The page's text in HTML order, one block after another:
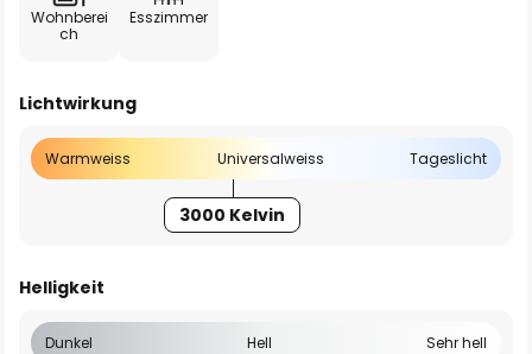
Wohnberei
ch
Esszimmer
Lichtwirkung
Warmweiss Universalweiss Tageslicht
3000 Kelvin
Helligkeit
Dunkel Hell Sehr hell